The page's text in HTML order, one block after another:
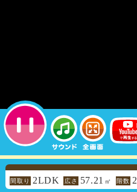
間取り 2LDK 広さ 57.21 ㎡ 階数 2